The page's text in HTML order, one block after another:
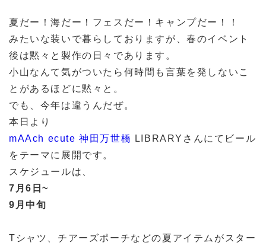
夏だー！海だー！フェスだー！キャンプだー！！
みたいな装いで暮らしておりますが、春のイベント
後は黙々と製作の日々であります。
小山なんて気がついたら何時間も言葉を発しないこ
とがあるほどに黙々と。
でも、今年は違うんだぜ。
本日より
mAAch ecute 神田万世橋
LIBRARYさんにてビール
をテーマに展開です。
スケジュールは、
7月6日~
9月中旬
Tシャツ、チアーズポーチなどの夏アイテムがスター